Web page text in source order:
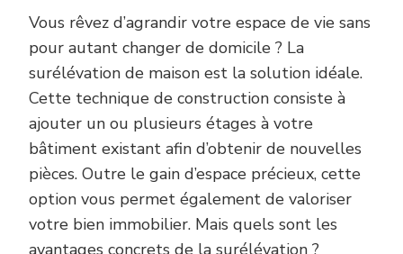
Vous rêvez d’agrandir votre espace de vie sans
pour autant changer de domicile ? La
surélévation de maison est la solution idéale.
Cette technique de construction consiste à
ajouter un ou plusieurs étages à votre
bâtiment existant afin d’obtenir de nouvelles
pièces. Outre le gain d’espace précieux, cette
option vous permet également de valoriser
votre bien immobilier. Mais quels sont les
avantages concrets de la surélévation ?